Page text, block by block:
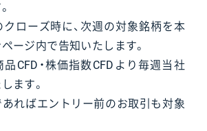
ローズ時に、次週の対象銘柄を本
ージ内で告知いたします。
CFD・株価指数CFDより毎週当社
ます。
ればエントリー前のお取引も対象